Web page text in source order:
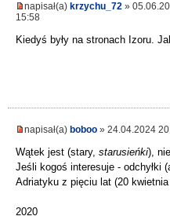
napisał(a) krzychu_72 »
15:58
Kiedyś były na stronach Izoru.
napisał(a) boboo » 24.04.2024
Wątek jest (stary, starusieńki),
Jeśli kogoś interesuje - odchyłki
Adriatyku z pięciu lat (20 kwietnia
2020